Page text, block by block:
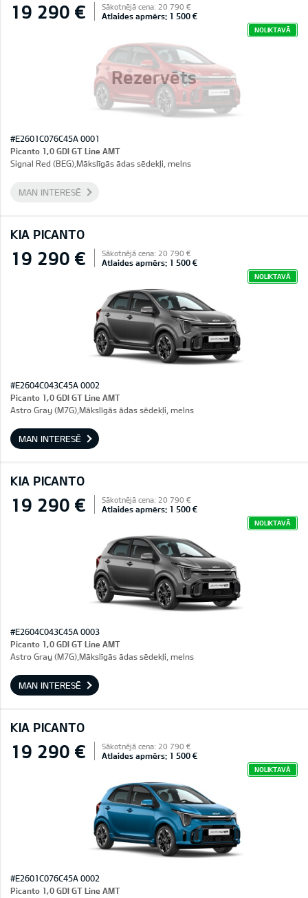
Rezervēts
19 290 € Sākotnējā cena: 20 790 €
Atlaides apmērs: 1 500 €
NOLIKTAVĀ
#E2601C076C45A 0001
Picanto 1,0 GDI GT Line AMT
Signal Red (BEG),Mākslīgās ādas sēdekļi, melns
MAN INTERESĒ
KIA PICANTO
19 290 € Sākotnējā cena: 20 790 €
Atlaides apmērs: 1 500 €
NOLIKTAVĀ
#E2604C043C45A 0002
Picanto 1,0 GDI GT Line AMT
Astro Gray (M7G),Mākslīgās ādas sēdekļi, melns
MAN INTERESĒ
KIA PICANTO
19 290 € Sākotnējā cena: 20 790 €
Atlaides apmērs: 1 500 €
NOLIKTAVĀ
#E2604C043C45A 0003
Picanto 1,0 GDI GT Line AMT
Astro Gray (M7G),Mākslīgās ādas sēdekļi, melns
MAN INTERESĒ
KIA PICANTO
19 290 € Sākotnējā cena: 20 790 €
Atlaides apmērs: 1 500 €
NOLIKTAVĀ
#E2601C076C45A 0002
Picanto 1,0 GDI GT Line AMT